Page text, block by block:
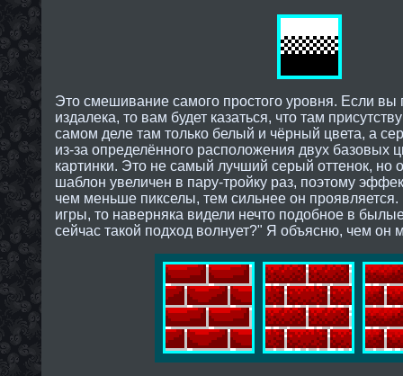
Это смешивание самого простого уровня. Если вы
издалека, то вам будет казаться, что там
самом деле там только белый и чёрный цвета, а
из-за определённого расположения двух базовых
картинки. Это не самый лучший серый оттенок, но
шаблон увеличен в пару-тройку раз, поэтому
чем меньше пикселы, тем сильнее он
игры, то наверняка видели нечто подобное в
сейчас такой подход волнует?" Я объясню, чем он